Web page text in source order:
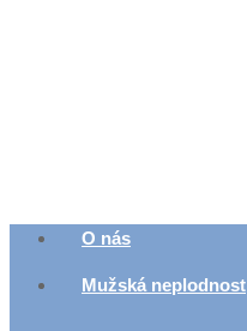
O nás
Mužská neplodnost